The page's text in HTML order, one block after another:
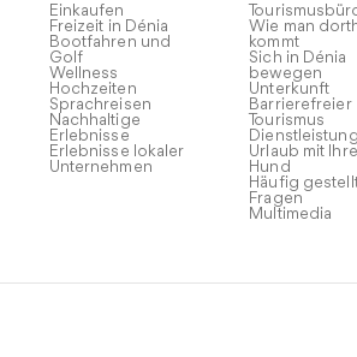
Einkaufen
Freizeit in Dénia
Bootfahren und
Golf
Wellness
Hochzeiten
Sprachreisen
Nachhaltige
Erlebnisse
Erlebnisse lokaler
Unternehmen
Wie man
kommt
Sich in Dénia
bewegen
Unterkunft
Barrierefreier
Tourismus
Urlaub mit
Hund
Häufig
Fragen
Multimedia